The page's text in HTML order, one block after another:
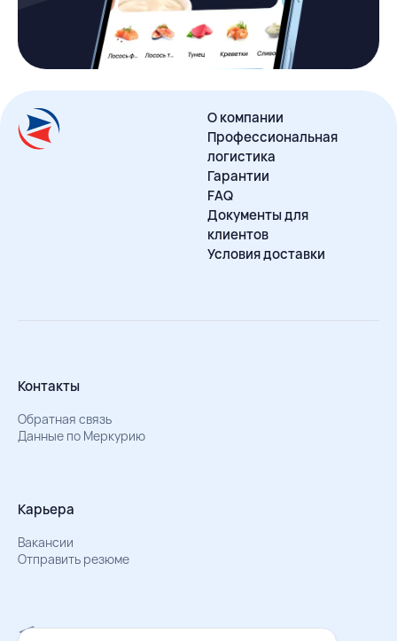
О компании
Профессиональная
логистика
Гарантии
FAQ
Документы для
клиентов
Условия доставки
Контакты
Обратная связь
Данные по Меркурию
Карьера
Вакансии
Отправить резюме
Мы в Телеграм